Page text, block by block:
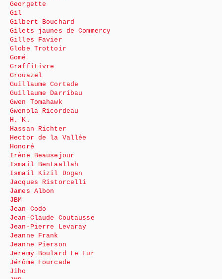
Georgette
Gil
Gilbert Bouchard
Gilets jaunes de Commercy
Gilles Favier
Globe Trottoir
Gomé
Graffitivre
Grouazel
Guillaume Cortade
Guillaume Darribau
Gwen Tomahawk
Gwenola Ricordeau
H. K.
Hassan Richter
Hector de la Vallée
Honoré
Irène Beausejour
Ismail Bentaallah
Ismail Kizil Dogan
Jacques Ristorcelli
James Albon
JBM
Jean Codo
Jean-Claude Coutausse
Jean-Pierre Levaray
Jeanne Frank
Jeanne Pierson
Jeremy Boulard Le Fur
Jérôme Fourcade
Jiho